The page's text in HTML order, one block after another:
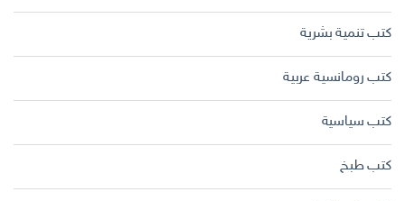
كتب تنمية بشرية
كتب رومانسية عربية
كتب سياسية
كتب طبخ